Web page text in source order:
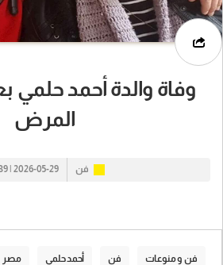
وفاة والدة أحمد حلمي
المرض
فن 2026-05-29 | 03:39
فن و منوعات فن أحمد حلمي مصر